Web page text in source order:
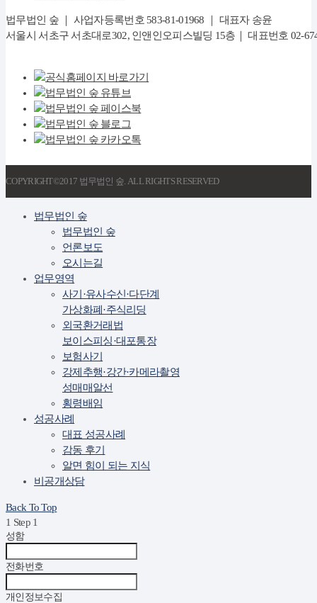
법무법인 숲 ｜ 사업자등록번호 583-81-01968 ｜ 대표자 송윤
서울시 서초구 서초대로302, 인앤인오피스빌딩 15층｜ 대표번호 02-
COPYRIGHT©2017 법무법인 숲. ALL RIGHTS RESERVED
법무법인 숲
법무법인 숲
언론보도
오시는길
업무영역
사기·유사수신·다단계
가상화폐·주식리딩
외국환거래법
보이스피싱·대포통장
보험사기
강제추행·강간·카메라촬영
성매매알선
횡령배임
성공사례
대표 성공사례
감동 후기
알면 힘이 되는 지식
비공개상담
Back To Top
1 Step 1
성함
전화번호
개인정보수집